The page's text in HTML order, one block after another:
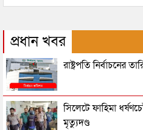
প্রধান খবর
রাষ্ট্রপতি নির্বাচনের
সিলেটে ফাহিমা
মৃত্যুদণ্ড